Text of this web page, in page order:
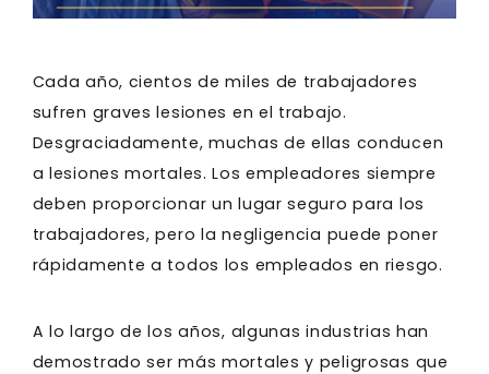
Cada año, cientos de miles de trabajadores
sufren graves lesiones en el trabajo.
Desgraciadamente, muchas de ellas conducen
a lesiones mortales. Los empleadores siempre
deben proporcionar un lugar seguro para los
trabajadores, pero la negligencia puede poner
rápidamente a todos los empleados en riesgo.
A lo largo de los años, algunas industrias han
demostrado ser más mortales y peligrosas que